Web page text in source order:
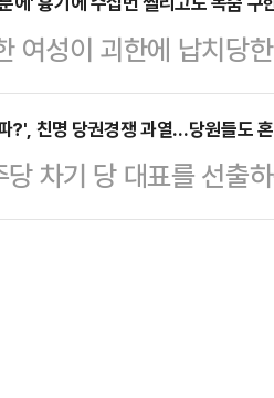
2009년 이전까지는
세금을 부과하지 않았
과…
.”그런데 국민의힘 측
요구했는데 문서로 된
다고? 사실 청문회를
동의안 통과는 가능하
해도 말한 책임은 다
다. …
여성이 괴한에 납치당
가슴 부위를 집중 공
(현지시간) 중국 매체
씨는 중국 항저우 쇼
혀 납치됐다. 이 남성은
?', 친명 당권경쟁 과열…당원들도
당 차기 당 대표를 선출
제사법위원장을 지낸